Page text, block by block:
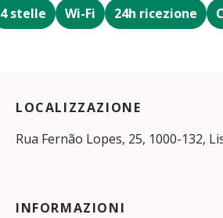
4 stelle Wi-Fi 24h ricezione
LOCALIZZAZIONE
Rua Fernão Lopes, 25, 1000-132,
INFORMAZIONI